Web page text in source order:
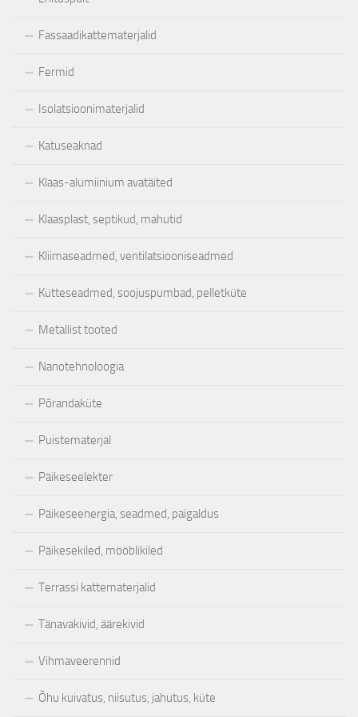
Fassaadikattematerjalid
Fermid
Isolatsioonimaterjalid
Katuseaknad
Klaas-alumiinium avatäited
Klaasplast, septikud, mahutid
Kliimaseadmed, ventilatsiooniseadmed
Kütteseadmed, soojuspumbad, pelletküte
Metallist tooted
Nanotehnoloogia
Põrandaküte
Puistematerjal
Päikeseelekter
Päikeseenergia, seadmed, paigaldus
Päikesekiled, mööblikiled
Terrassi kattematerjalid
Tänavakivid, äärekivid
Vihmaveerennid
Õhu kuivatus, niisutus, jahutus, küte